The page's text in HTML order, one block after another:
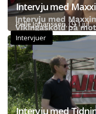
Intervju med
Pelle Johansson,
1 jul
Intervjuer
Intervju med